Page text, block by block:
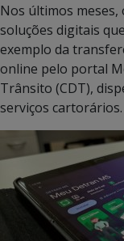
Nos últimos
soluções digitais
exemplo da
online pelo portal
Trânsito (CDT),
serviços cartorários.